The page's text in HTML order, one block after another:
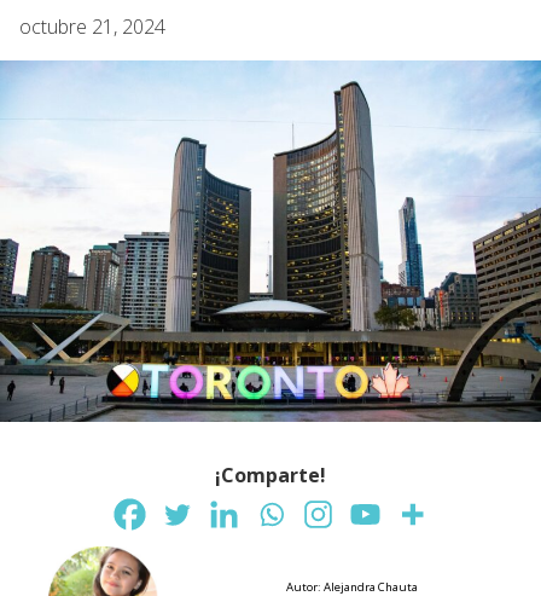
octubre 21, 2024
¡Comparte!
Autor: Alejandra Chauta